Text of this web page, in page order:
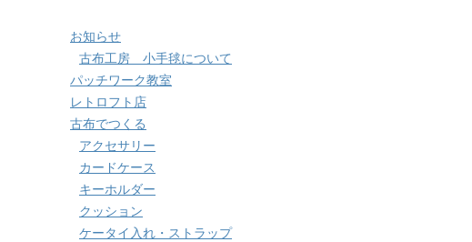
お知らせ
古布工房 小手毬について
パッチワーク教室
レトロフト店
古布でつくる
アクセサリー
カードケース
キーホルダー
クッション
ケータイ入れ・ストラップ